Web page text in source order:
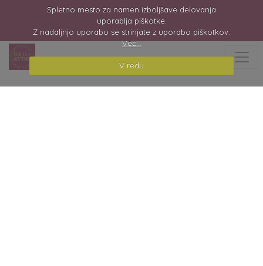
Spletno mesto za namen izboljšave delovanja
uporablja piškotke.
Z nadaljnjo uporabo se strinjate z uporabo piškotkov.
Več...
V redu